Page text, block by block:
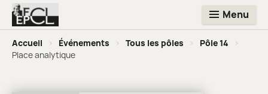
Menu
Accueil > Événements > Tous les pôles > Pôle 14
>
Place analytique